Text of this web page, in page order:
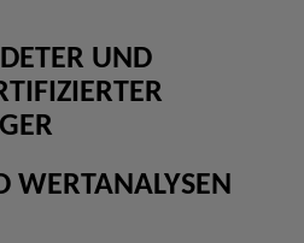
UND
WERTANALYSEN